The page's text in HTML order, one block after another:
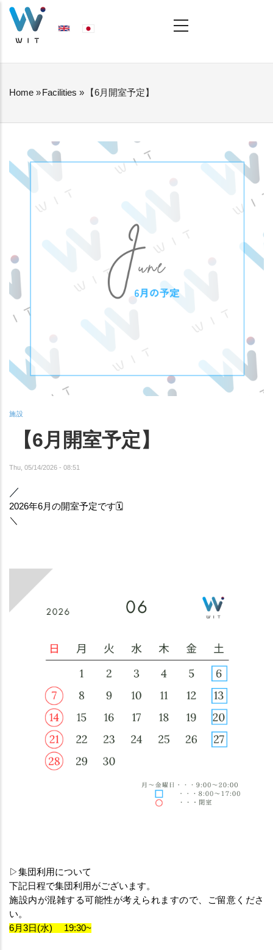
Skip
NAVIGATION
BREADCRUMB
Home »Facilities » 【6月開室予定】
施設
【6月開室予定】
Thu, 05/14/2026 - 08:51
／
2026年6月の開室予定です🗓️
＼
▷集団利用について
下記日程で集団利用がございます。
施設内が混雑する可能性が考えられますので、ご留意くださ
い。
6月3日(水) 　19:30~